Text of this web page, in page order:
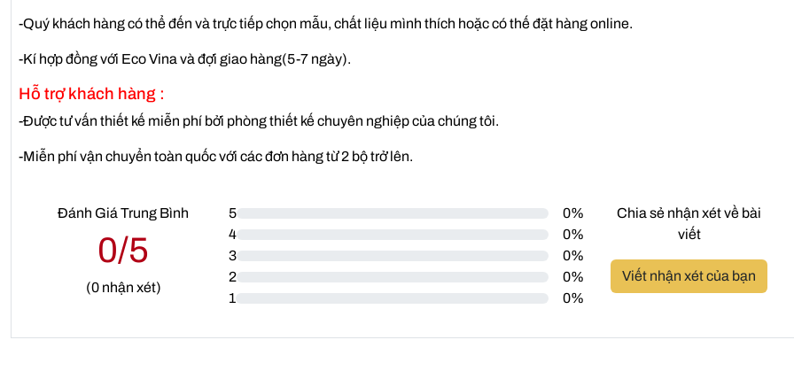
-Quý khách hàng có thể đến và trực tiếp chọn mẫu, chất liệu mình thích hoặc có thế đặt hàng online.
-Kí hợp đồng với Eco Vina và đợi giao hàng(5-7 ngày).
Hỗ trợ khách hàng :
-Được tư vấn thiết kế miễn phí bởi phòng thiết kế chuyên nghiệp của chúng tôi.
-Miễn phí vận chuyển toàn quốc với các đơn hàng từ 2 bộ trở lên.
Đánh Giá Trung Bình
0/5
(0nhận xét)
5
0%
4
0%
3
0%
2
0%
1
0%
Chia sẻ nhận xét về bài
viết
Viết nhận xét của bạn